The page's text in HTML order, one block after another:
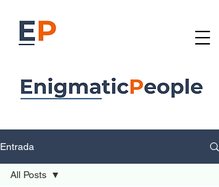
Entrada
All Posts